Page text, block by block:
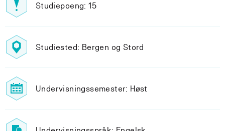
Studiepoeng: 15
Studiested: Bergen og Stord
Undervisningssemester: Høst